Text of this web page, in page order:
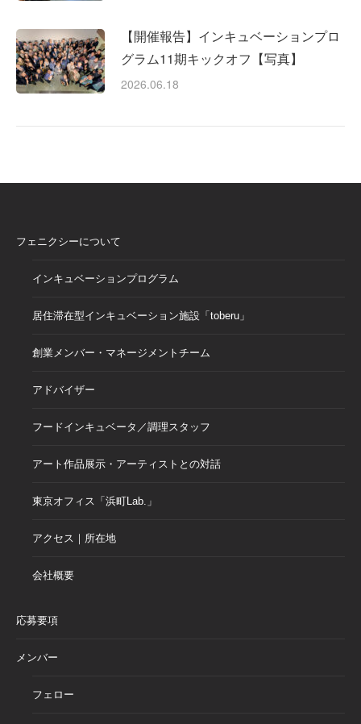
【開催報告】インキュベーションプロ
グラム11期キックオフ【写真】
2026.06.18
フェニクシーについて
インキュベーションプログラム
居住滞在型インキュベーション施設「toberu」
創業メンバー・マネージメントチーム
アドバイザー
フードインキュベータ／調理スタッフ
アート作品展示・アーティストとの対話
東京オフィス「浜町Lab.」
アクセス｜所在地
会社概要
応募要項
メンバー
フェロー